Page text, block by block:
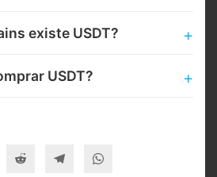
existe USDT?
USDT?
Reddit Telegram